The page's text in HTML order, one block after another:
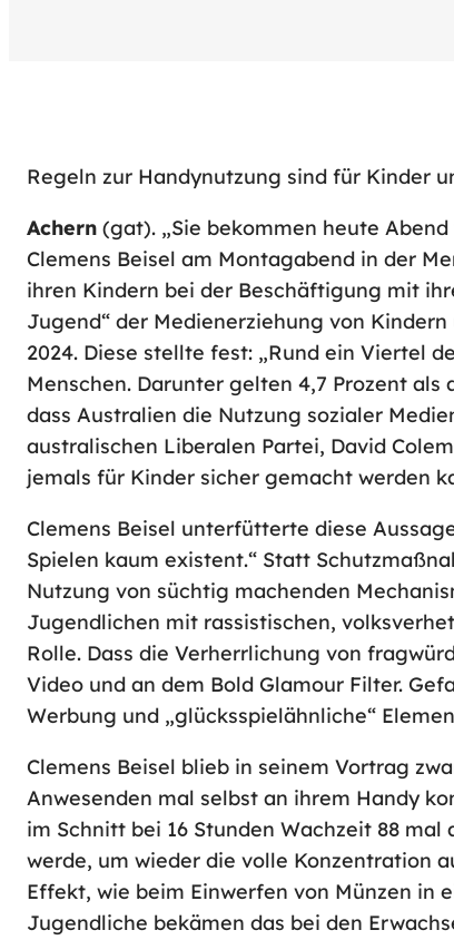
Regeln zur Handynutzung sind für Kinder
Achern (gat). „Sie bekommen heute
Clemens Beisel am Montagabend in der
ihren Kindern bei der Beschäftigung mit
Jugend“ der Medienerziehung von
2024. Diese stellte fest: „Rund ein Viertel
Menschen. Darunter gelten 4,7 Prozent
dass Australien die Nutzung sozialer
australischen Liberalen Partei, David
jemals für Kinder sicher gemacht werden
Clemens Beisel unterfütterte diese
Spielen kaum existent.“ Statt
Nutzung von süchtig machenden
Jugendlichen mit rassistischen,
Rolle. Dass die Verherrlichung von
Video und an dem Bold Glamour Filter.
Werbung und „glücksspielähnliche“
Clemens Beisel blieb in seinem Vortrag
Anwesenden mal selbst an ihrem Handy
im Schnitt bei 16 Stunden Wachzeit 88
werde, um wieder die volle Konzentration
Effekt, wie beim Einwerfen von Münzen in
Jugendliche bekämen das bei den